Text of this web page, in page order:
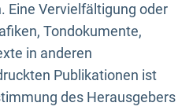
Eine Vervielfältigung oder
Tondokumente,
in anderen
Publikationen ist
des Herausgebers